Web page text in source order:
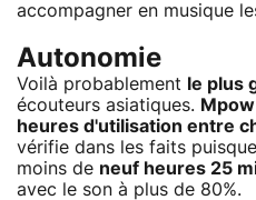
accompagner en musique
Autonomie
Voilà probablement le plus
écouteurs asiatiques. Mpow
heures d'utilisation entre
vérifie dans les faits
moins de neuf heures 25
avec le son à plus de 80%.